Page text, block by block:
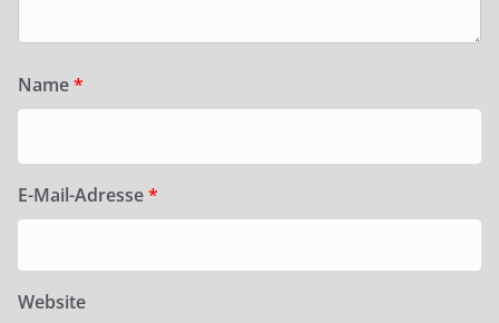
Name*
E-Mail-Adresse*
Website